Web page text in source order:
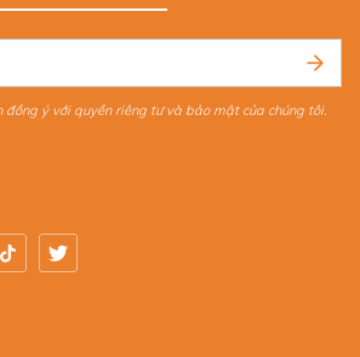
đồng ý với quyền riêng tư và bảo mật của chúng tôi.